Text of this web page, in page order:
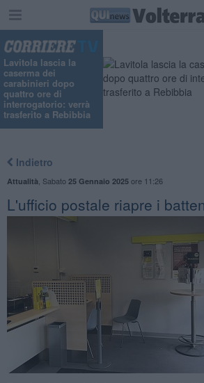
Lavitola lascia la
caserma dei
carabinieri dopo
quattro ore di
interrogatorio: verrà
trasferito a Rebibbia
Indietro
Attualità Sabato 25 Gennaio 2025ore 11:26
L'ufficio postale riapre i